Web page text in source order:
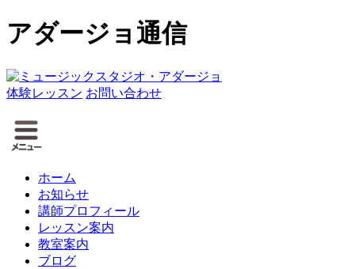
アダージョ通信
体験レッスン お問い合わせ
ホーム
お知らせ
講師プロフィール
レッスン案内
教室案内
ブログ